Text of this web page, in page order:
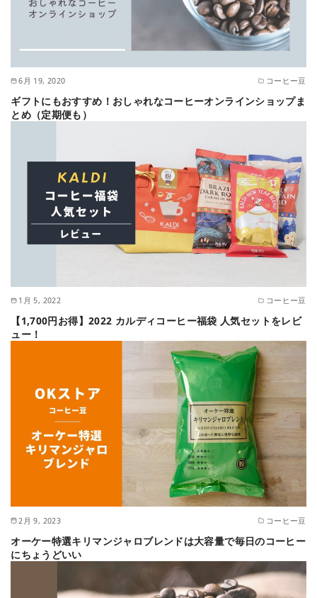
6月 19, 2020 コーヒー豆
ギフトにもおすすめ！おしゃれなコーヒーオンラインショップま
とめ（定期便も）
1月 5, 2022 コーヒー豆
【1,700円お得】2022 カルディコーヒー福袋 人気セットをレビ
ュー！
2月 9, 2023 コーヒー豆
オーケー特選キリマンジャロブレンドは大容量で毎日のコーヒー
にちょうどいい